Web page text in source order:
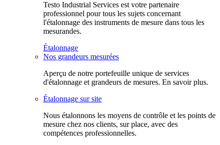
Testo Industrial Services est votre partenaire
professionnel pour tous les sujets concernant
l'étalonnage des instruments de mesure dans tous les
mesurandes.
Étalonnage
Nos grandeurs mesurées
Aperçu de notre portefeuille unique de services
d'étalonnage et grandeurs de mesures. En savoir plus.
Étalonnage sur site
Nous étalonnons les moyens de contrôle et les points de
mesure chez nos clients, sur place, avec des
compétences professionnelles.